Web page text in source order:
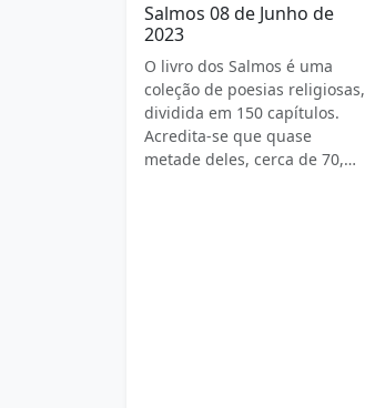
Salmos 08 de Junho de
2023
O livro dos Salmos é uma
coleção de poesias religiosas,
dividida em 150 capítulos.
Acredita-se que quase
metade deles, cerca de 70,…